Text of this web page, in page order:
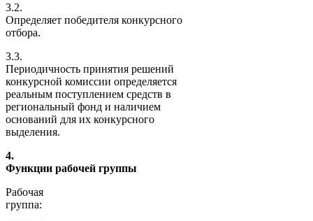
3.2.
Определяет победителя конкурсного
отбора.
3.3.
Периодичность принятия решений
конкурсной комиссии определяется
реальным поступлением средств в
региональный фонд и наличием
оснований для их конкурсного
выделения.
4.
Функции рабочей группы
Рабочая
группа: